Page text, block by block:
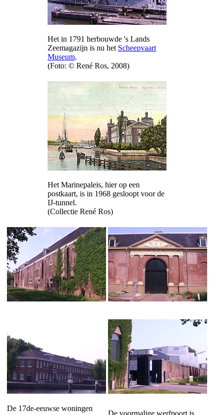
Het in 1791 herbouwde 's Lands
Zeemagazijn is nu het Scheepvaart
Museum.
(Foto: © René Ros, 2008)
Het Marinepaleis, hier op een
postkaart, is in 1968 gesloopt voor de
IJ-tunnel.
(Collectie René Ros)
De 17de-eeuwse woningen